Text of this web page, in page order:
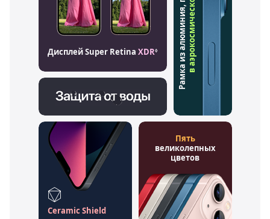
Дисплей Super Retina XDR◊
Ceramic Shield
Пять
великолепных
цветов